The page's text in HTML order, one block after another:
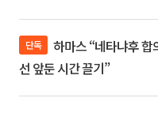
단독
선 앞둔 시간 끌기”